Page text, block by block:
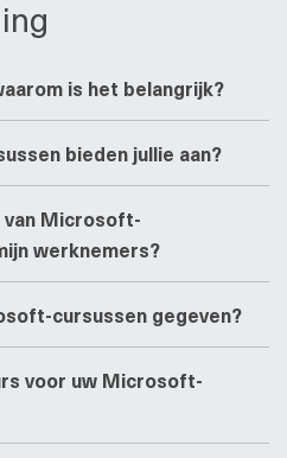
is het belangrijk?
bieden jullie aan?
van Microsoft-
werknemers?
cursussen gegeven?
voor uw Microsoft-